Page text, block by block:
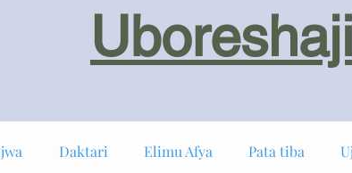
Daktari Elimu Afya Pata tiba